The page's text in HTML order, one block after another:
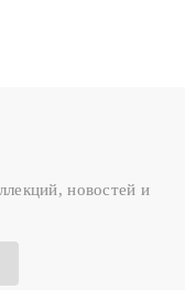
новостей и